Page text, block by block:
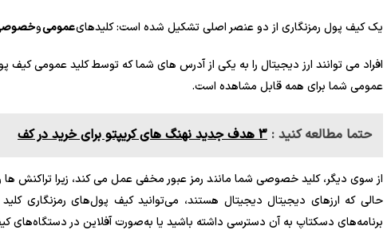
یک کیف پول رمزنگاری از دو عنصر اصلی تشکیل شده است: کلیدهایعمومیو
افراد می توانند ارز دیجیتال را به یکی از آدرس های شما که توسط کلید عمومی
عمومی شما برای همه قابل مشاهده است.
حتما مطالعه کنید : 3 هدف جدید نهنگ های کریپتو برای خرید در کف
از سوی دیگر، کلید خصوصی شما مانند رمز عبور مخفی عمل می کند، زیرا تراکنش
حالی که ارزهای دیجیتال دیجیتال هستند، می‌توانید کیف پول‌های رمزنگاری
برنامه‌های دسکتاپ به آن دسترسی داشته باشید یا به‌صورت آفلاین در دستگاه‌های